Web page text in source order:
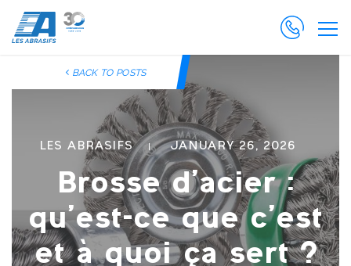
BACK TO POSTS
LES ABRASIFS JANUARY 26, 2026
Brosse d’acier :
qu’est-ce que c’est
et à quoi ça sert ?